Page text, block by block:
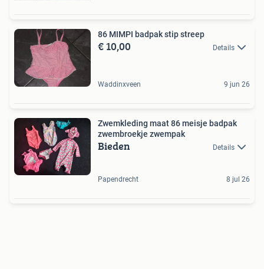
86 MIMPI badpak stip streep
€ 10,00 Details
Waddinxveen 9 jun 26
Zwemkleding maat 86 meisje badpak
zwembroekje zwempak
Bieden Details
Papendrecht 8 jul 26